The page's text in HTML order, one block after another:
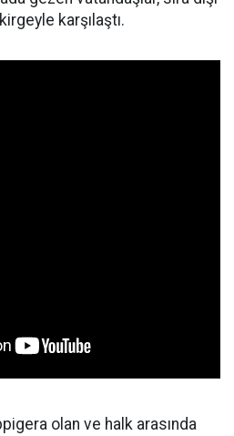
karşılaştı.
olan ve halk arasında